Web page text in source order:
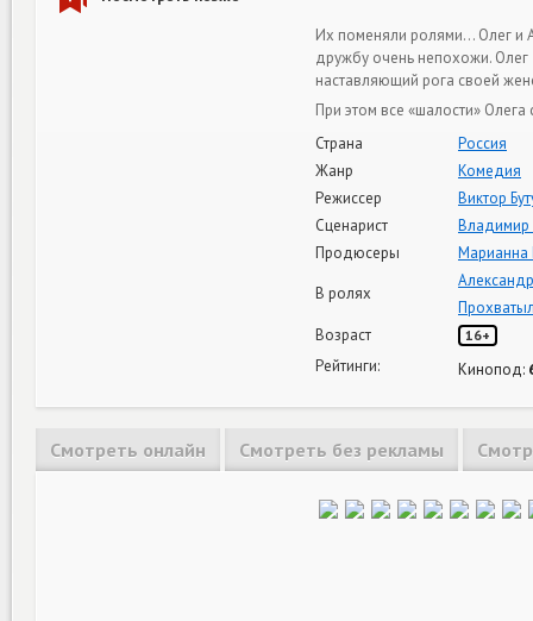
Их поменяли ролями… Олег и
дружбу очень непохожи.
наставляющий рога своей
При этом все «шалости» Олега
Страна
Россия
Жанр
Комедия
Режиссер
Виктор
Сценарист
Владимир
Продюсеры
Марианна
В ролях
Возраст
16+
Рейтинги: Кинопод:
Смотреть онлайн Смотреть без рекламы